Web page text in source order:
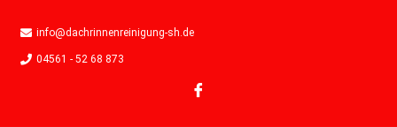
info@dachrinnenreinigung-sh.de
04561 - 52 68 873